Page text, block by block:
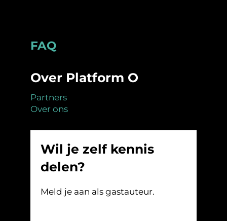
Footer
FAQ
Over Platform O
Partners
Over ons
Wil je zelf kennis
delen?
Meld je aan als gastauteur.